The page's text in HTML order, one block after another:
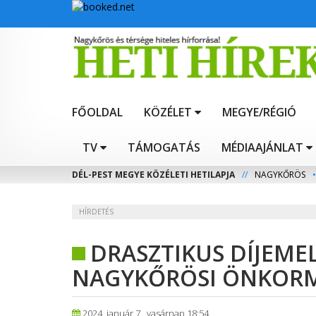
FŐOLDAL KÖZÉLET MEGYE/RÉGIÓ
TV TÁMOGATÁS MÉDIAAJÁNLAT
DÉL-PEST MEGYE KÖZÉLETI HETILAPJA // NAGYKŐRÖS •
HÍRDETÉS
DRASZTIKUS
NAGYKŐRÖSI
2024. január 7., vasárnap 18:54